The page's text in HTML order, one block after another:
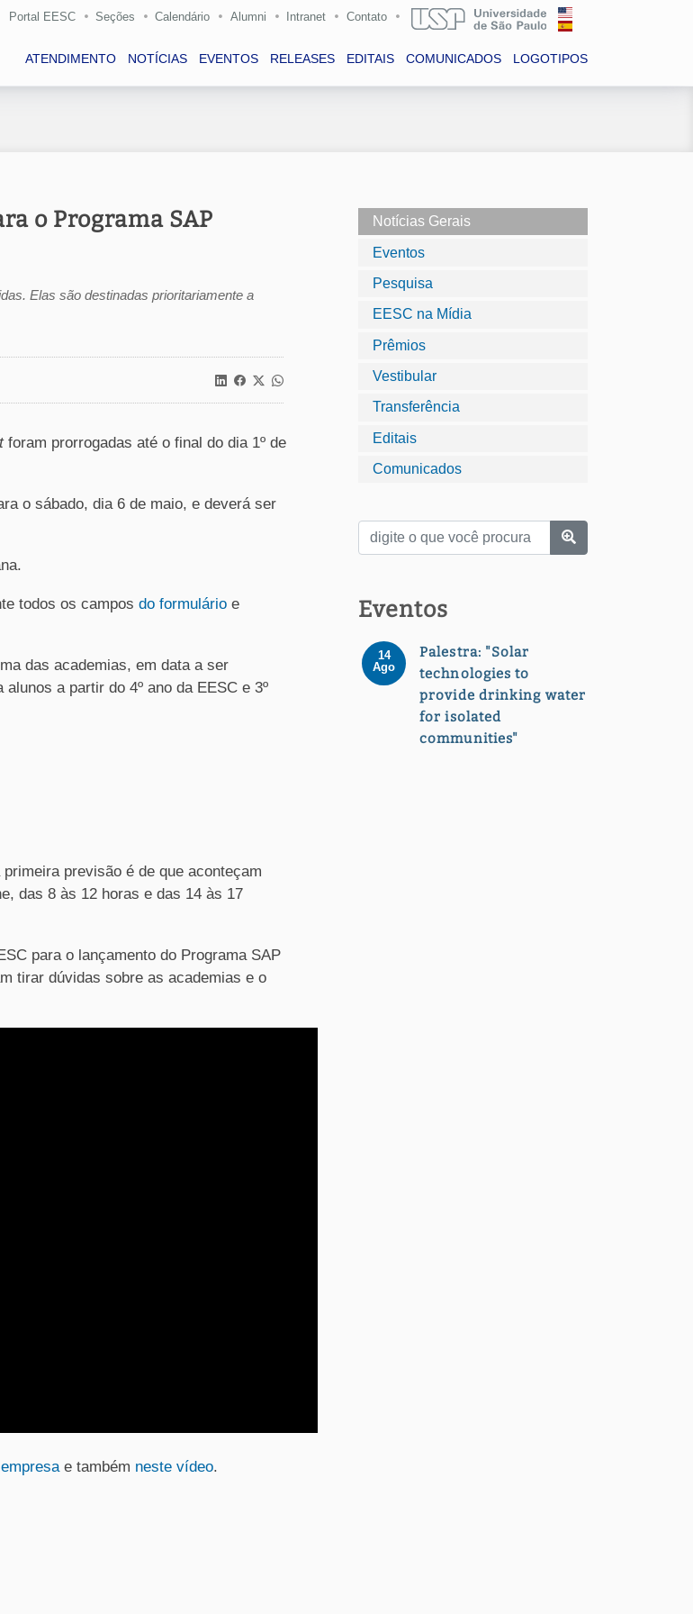
Portal EESC Seções Calendário Alumni Intranet Contato
ATENDIMENTO NOTÍCIAS EVENTOS RELEASES EDITAIS COMUNICADOS LOGOTIPOS
o Programa SAP
Elas são destinadas prioritariamente a
foram prorrogadas até o final do dia 1º de
o sábado, dia 6 de maio, e deverá ser
todos os campos do formulário e
das academias, em data a ser
a partir do 4º ano da EESC e 3º
previsão é de que aconteçam
das 8 às 12 horas e das 14 às 17
para o lançamento do Programa SAP
tirar dúvidas sobre as academias e o
e também neste vídeo.
Notícias Gerais
Eventos
Pesquisa
EESC na Mídia
Prêmios
Vestibular
Transferência
Editais
Comunicados
Eventos
14
Ago
Palestra: "Solar
technologies to
provide drinking water
for isolated
communities"